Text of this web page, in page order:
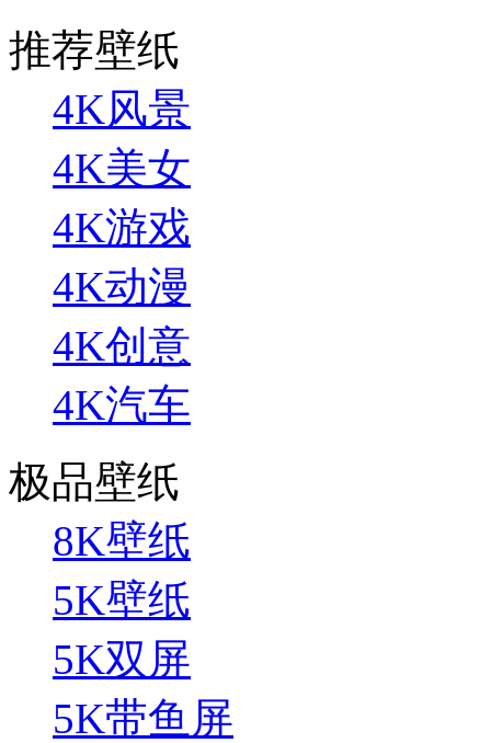
推荐壁纸
4K风景
4K美女
4K游戏
4K动漫
4K创意
4K汽车
极品壁纸
8K壁纸
5K壁纸
5K双屏
5K带鱼屏